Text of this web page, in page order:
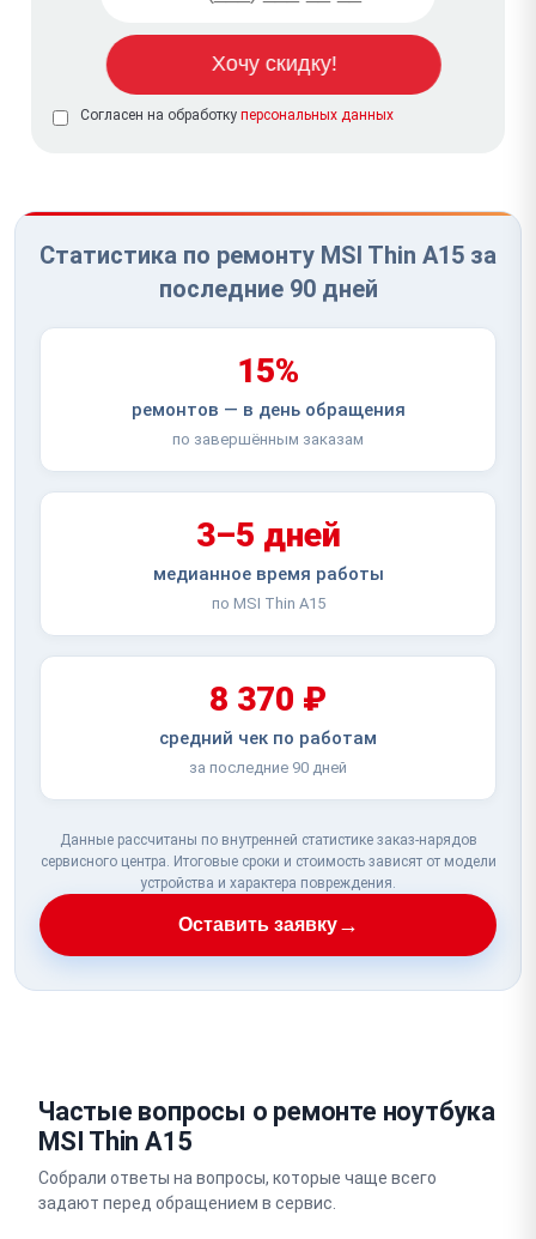
Согласен на обработку персональных данных
Статистика по ремонту MSI Thin A15 за
последние 90 дней
15%
ремонтов — в день обращения
по завершённым заказам
3–5 дней
медианное время работы
по MSI Thin A15
8 370 ₽
средний чек по работам
за последние 90 дней
Данные рассчитаны по внутренней статистике заказ-нарядов
сервисного центра. Итоговые сроки и стоимость зависят от модели
устройства и характера повреждения.
Оставить заявку→
Частые вопросы о ремонте ноутбука
MSI Thin A15
Собрали ответы на вопросы, которые чаще всего
задают перед обращением в сервис.